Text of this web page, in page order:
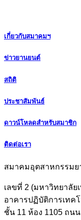
เกี่ยวกับสมาคมฯ
ข่าวยานยนต์
สถิติ
ประชาสัมพันธ์
ดาวน์โหลดสำหรับสมาชิก
ติดต่อเรา
สมาคมอุตสาหกรรมย
เลขที่ 2 (มหาวิทยาลัย
อาคารปฏิบัติการเทค
ชั้น 11 ห้อง 1105 ถน